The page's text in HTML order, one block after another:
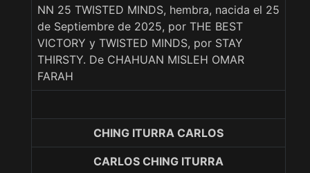
NN 25 TWISTED MINDS, hembra, nacida el 25
de Septiembre de 2025, por THE BEST
VICTORY y TWISTED MINDS, por STAY
THIRSTY. De CHAHUAN MISLEH OMAR
FARAH
CHING ITURRA CARLOS
CARLOS CHING ITURRA